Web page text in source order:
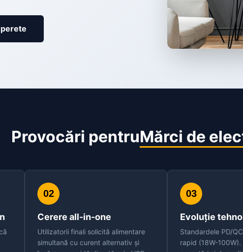
Provocări pentruMărci de
02
Cerere all-in-one
Utilizatorii finali solicită alimentare
simultană cu curent alternativ și
03
Evoluție
Standardele PD/
rapid (18W-